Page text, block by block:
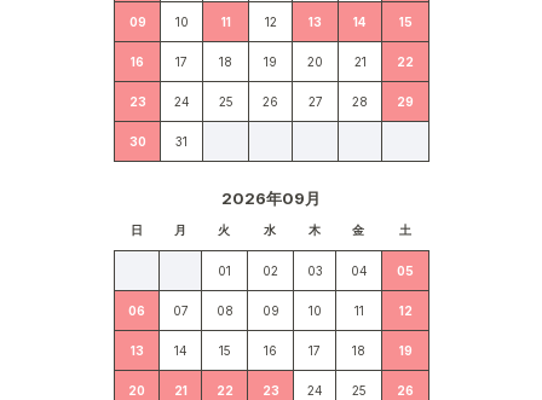
09 10 11 12 13 14 15
16 17 18 19 20 21 22
23 24 25 26 27 28 29
30 31
2026年09月
日 月 火 水 木 金 土
01 02 03 04 05
06 07 08 09 10 11 12
13 14 15 16 17 18 19
20 21 22 23 24 25 26